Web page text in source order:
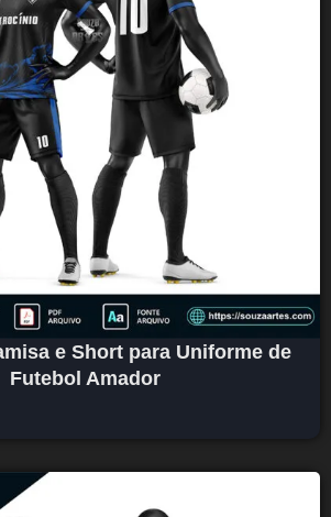
e Short para Uniforme de
Futebol Amador